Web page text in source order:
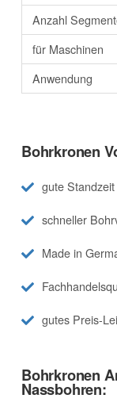
Anzahl
für Maschinen
Anwendung
Bohrkronen
gute
schneller
Made in
gutes Preis-
Bohrkronen
Nassbohren: